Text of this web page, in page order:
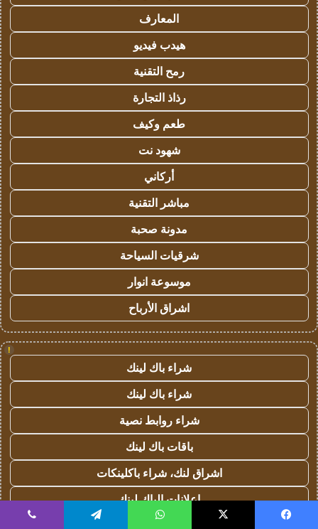
المعارف
هيدب فيديو
رمح التقنية
رذاذ التجارة
طعم وكيف
شهود نت
أركاني
مباشر التقنية
مدونة صحبة
شرقيات السياحة
موسوعة انوار
اشراق الأرباح
!
شراء باك لينك
شراء باك لينك
شراء روابط نصية
باقات باك لينك
اشراق لنك، شراء باكلينكات
اعلانات الباك لينك